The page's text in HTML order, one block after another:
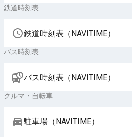
鉄道時刻表
鉄道時刻表（NAVITIME）
バス時刻表
バス時刻表（NAVITIME）
クルマ・自転車
駐車場（NAVITIME）